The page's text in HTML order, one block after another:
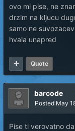
ovo mi pise, ne
drzim na kljucu
samo ne
hvala unapred
Quote
barcode
Posted May
Pise ti verovatno